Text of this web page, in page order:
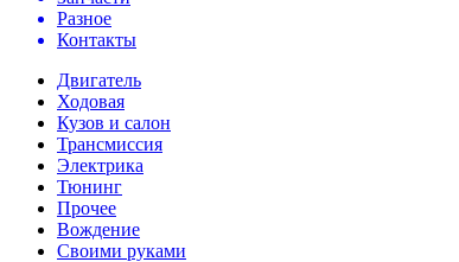
Разное
Контакты
Двигатель
Ходовая
Кузов и салон
Трансмиссия
Электрика
Тюнинг
Прочее
Вождение
Своими руками